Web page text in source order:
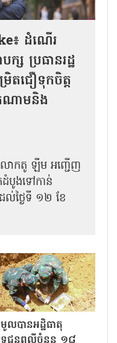
៖ ដំណើរ
ស ប្រធានរដ្ឋ
តជឿទុកចិត្ត
ណាមនិង
លោកតូ ឡឹម អញ្ជើញ
ដំបូងទៅកាន់
ល់ថ្ងៃទី ១២ ខែ
លបានអដ្ឋិធាតុ